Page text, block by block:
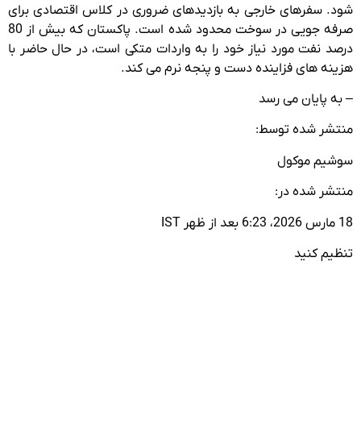
شود. سفرهای خارجی به بازدیدهای ضروری در کلاس اقتصادی برای
صرفه جویی در سوخت محدود شده است. پاکستان که بیش از 80
درصد نفت مورد نیاز خود را به واردات متکی است، در حال حاضر با
هزینه های فزاینده دست و پنجه نرم می کند.
– به پایان می رسد
منتشر شده توسط:
سوشیم موکول
منتشر شده در:
18 مارس 2026، 6:23 بعد از ظهر IST
تنظیم کنید